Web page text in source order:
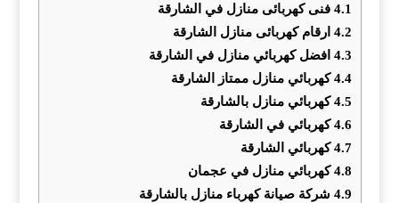
4.1 فنى كهربائى منازل في الشارقة
4.2 ارقام كهربائى منازل الشارقة
4.3 افضل كهربائي منازل في الشارقة
4.4‏كهربائي منازل ممتاز الشارقة
4.5كهربائي منازل بالشارقة
4.6كهربائي في الشارقة
4.7كهربائي الشارقة
4.8كهربائي منازل في عجمان
4.9 شركة صيانة كهرباء منازل بالشارقة